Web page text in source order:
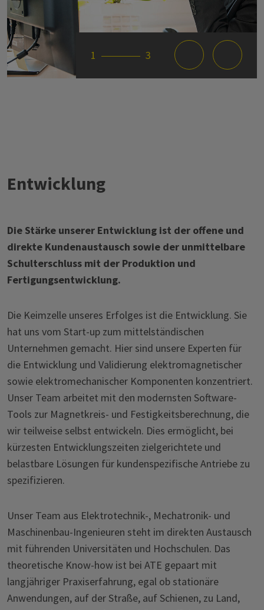
1 3
Entwicklung
Die Stärke unserer Entwicklung ist der offene und
direkte Kundenaustausch sowie der unmittelbare
Schulterschluss mit der Produktion und
Fertigungsentwicklung.
Die Keimzelle unseres Erfolges ist die Entwicklung. Sie
hat uns vom Start-up zum mittelständischen
Unternehmen gemacht. Hier sind unsere Experten für
die Entwicklung und Validierung elektromagnetischer
sowie elektromechanischer Komponenten konzentriert.
Unser Team arbeitet mit den modernsten Software-
Tools zur Magnetkreis- und Festigkeitsberechnung, die
wir teilweise selbst entwickeln. Dies ermöglicht, bei
kürzesten Entwicklungszeiten zielgerichtete und
belastbare Lösungen für kundenspezifische Antriebe zu
spezifizieren.
Unser Team aus Elektrotechnik-, Mechatronik- und
Maschinenbau-Ingenieuren steht im direkten Austausch
mit führenden Universitäten und Hochschulen. Das
theoretische Know-how ist bei ATE gepaart mit
langjähriger Praxiserfahrung, egal ob stationäre
Anwendungen, auf der Straße, auf Schienen, zu Land,